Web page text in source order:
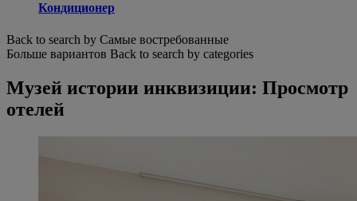
Кондиционер
Back to search by Самые востребованные
Больше вариантов Back to search by categories
Музей истории инквизиции: Просмотр
отелей